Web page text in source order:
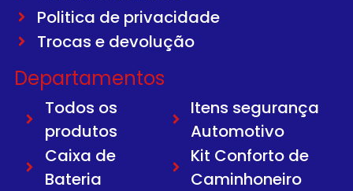
Politica de privacidade
Trocas e devolução
Departamentos
Todos os
produtos
Caixa de
Bateria
Itens segurança
Automotivo
Kit Conforto de
Caminhoneiro